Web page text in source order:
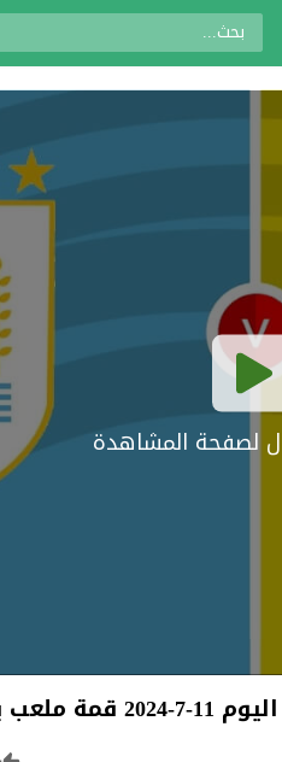
لصفحة المشاهدة
امريكا